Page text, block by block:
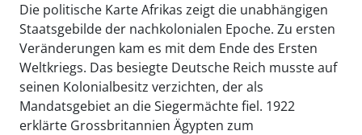
Die politische Karte Afrikas zeigt die unabhängigen
Staatsgebilde der nachkolonialen Epoche. Zu ersten
Veränderungen kam es mit dem Ende des Ersten
Weltkriegs. Das besiegte Deutsche Reich musste auf
seinen Kolonialbesitz verzichten, der als
Mandatsgebiet an die Siegermächte fiel. 1922
erklärte Grossbritannien Ägypten zum